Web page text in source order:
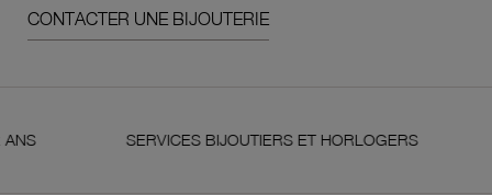
CONTACTER UNE BIJOUTERIE
SERVICES BIJOUTIERS ET HORLOGERS